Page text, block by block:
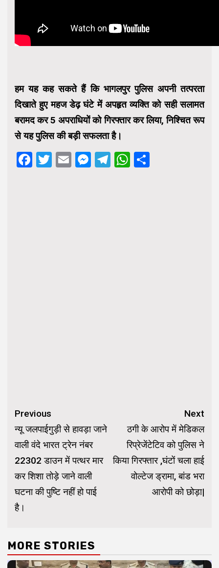
हम यह कह सकते हैं कि भागलपुर पुलिस अपनी तत्परता
दिखाते हुए महज डेढ़ घंटे में अपहृत व्यक्ति को सही सलामत
बरामद कर 5 अपराधियों को गिरफ्तार कर लिया, निश्चित रूप
से यह पुलिस की बड़ी सफलता है।
Facebook
Twitter
EmailMessenger
Telegram
WhatsApp
Continue
Reading
Previous
न्यू जलपाईगुड़ी से हावड़ा जाने
वाली वंदे भारत ट्रेन नंबर
22302 डाउन में पत्थर मार
कर शिशा तोड़े जाने वाली
घटना की पुष्टि नहीं हो पाई
है।
Next
ठगी के आरोप में मेडिकल
रिप्रेजेंटेटिव को पुलिस ने
किया गिरफ्तार ,घंटों चला हाई
वोल्टेज ड्रामा, बांड भरा
आरोपी को छोड़ा|
MORE STORIES